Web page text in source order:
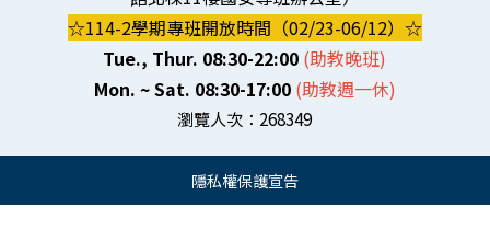
☆114-2學期專班開放時間（02/23-06/12）☆
Tue., Thur. 08:30-22:00 (助教晚班)
Mon. ~ Sat. 08:30-17:00 (助教週一休)
瀏覽人次： 268349
隱私權保護宣告